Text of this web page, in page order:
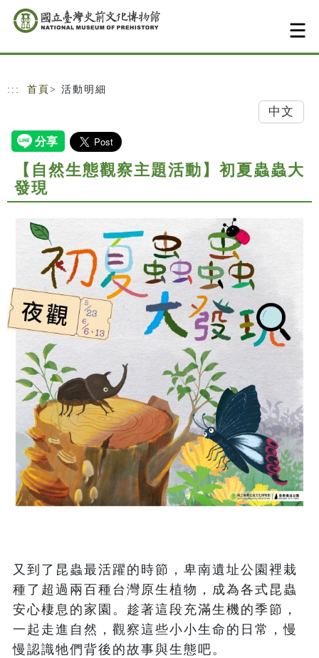
跳到主要內容
網站導覽
::: 首頁 > 活動明細
中文
【自然生態觀察主題活動】初夏蟲蟲大
發現
又到了昆蟲最活躍的時節，卑南遺址公園裡栽
種了超過兩百種台灣原生植物，成為各式昆蟲
安心棲息的家園。趁著這段充滿生機的季節，
一起走進自然，觀察這些小小生命的日常，慢
慢認識牠們背後的故事與生態吧。